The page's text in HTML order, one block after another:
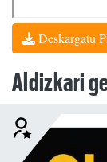
Deskargatu
Aldizkari